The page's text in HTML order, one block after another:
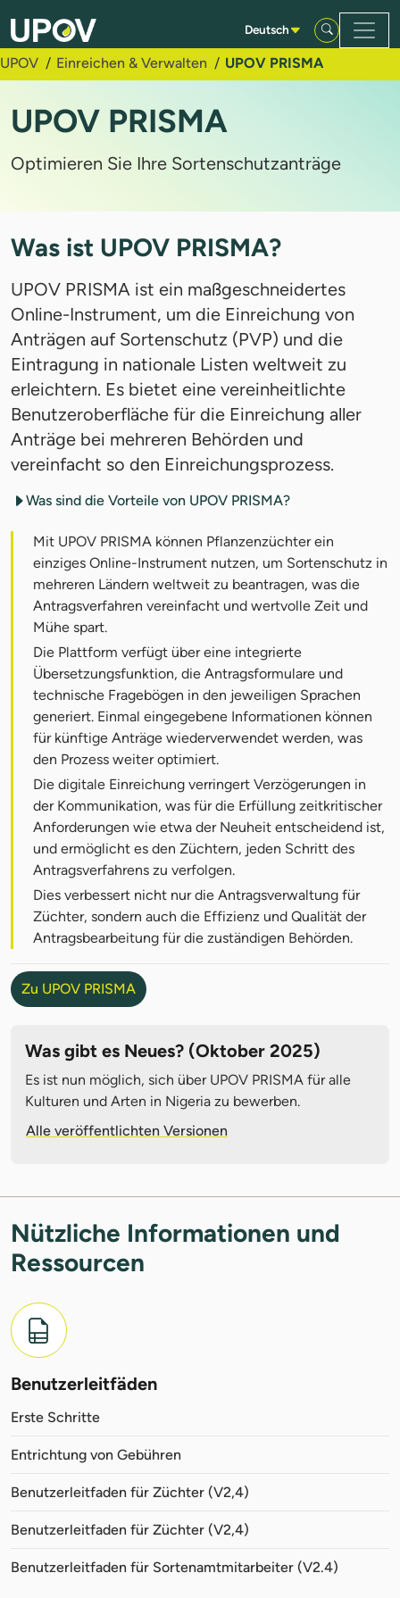
Zum Hauptinhalt springen
Deutsch
UPOV Einreichen & Verwalten UPOV PRISMA
UPOV PRISMA
Optimieren Sie Ihre Sortenschutzanträge
Was ist UPOV PRISMA?
UPOV PRISMA ist ein maßgeschneidertes
Online-Instrument, um die Einreichung von
Anträgen auf Sortenschutz (PVP) und die
Eintragung in nationale Listen weltweit zu
erleichtern. Es bietet eine vereinheitlichte
Benutzeroberfläche für die Einreichung aller
Anträge bei mehreren Behörden und
vereinfacht so den Einreichungsprozess.
Was sind die Vorteile von UPOV PRISMA?
Mit UPOV PRISMA können Pflanzenzüchter ein
einziges Online-Instrument nutzen, um Sortenschutz in
mehreren Ländern weltweit zu beantragen, was die
Antragsverfahren vereinfacht und wertvolle Zeit und
Mühe spart.
Die Plattform verfügt über eine integrierte
Übersetzungsfunktion, die Antragsformulare und
technische Fragebögen in den jeweiligen Sprachen
generiert. Einmal eingegebene Informationen können
für künftige Anträge wiederverwendet werden, was
den Prozess weiter optimiert.
Die digitale Einreichung verringert Verzögerungen in
der Kommunikation, was für die Erfüllung zeitkritischer
Anforderungen wie etwa der Neuheit entscheidend ist,
und ermöglicht es den Züchtern, jeden Schritt des
Antragsverfahrens zu verfolgen.
Dies verbessert nicht nur die Antragsverwaltung für
Züchter, sondern auch die Effizienz und Qualität der
Antragsbearbeitung für die zuständigen Behörden.
Zu UPOV PRISMA
Was gibt es Neues? (Oktober 2025)
Es ist nun möglich, sich über UPOV PRISMA für alle
Kulturen und Arten in Nigeria zu bewerben.
Alle veröffentlichten Versionen
Nützliche Informationen und
Ressourcen
Benutzerleitfäden
Erste Schritte
Entrichtung von Gebühren
Benutzerleitfaden für Züchter (V2,4)
Benutzerleitfaden für Züchter (V2,4)
Benutzerleitfaden für Sortenamtmitarbeiter (V2.4)